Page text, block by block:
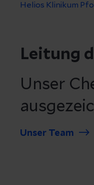
Helios Klinikum
Leitung
Unser
Unser Team